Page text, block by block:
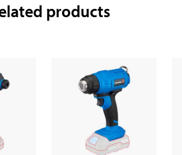
products